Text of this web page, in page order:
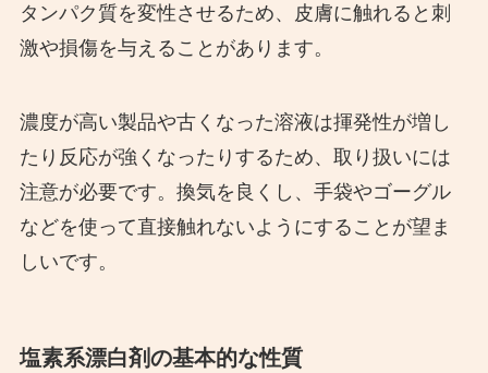
タンパク質を変性させるため、皮膚に触れると刺
激や損傷を与えることがあります。
濃度が高い製品や古くなった溶液は揮発性が増し
たり反応が強くなったりするため、取り扱いには
注意が必要です。換気を良くし、手袋やゴーグル
などを使って直接触れないようにすることが望ま
しいです。
塩素系漂白剤の基本的な性質